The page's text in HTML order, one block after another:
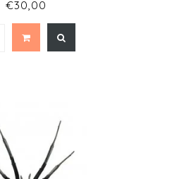
€30,00